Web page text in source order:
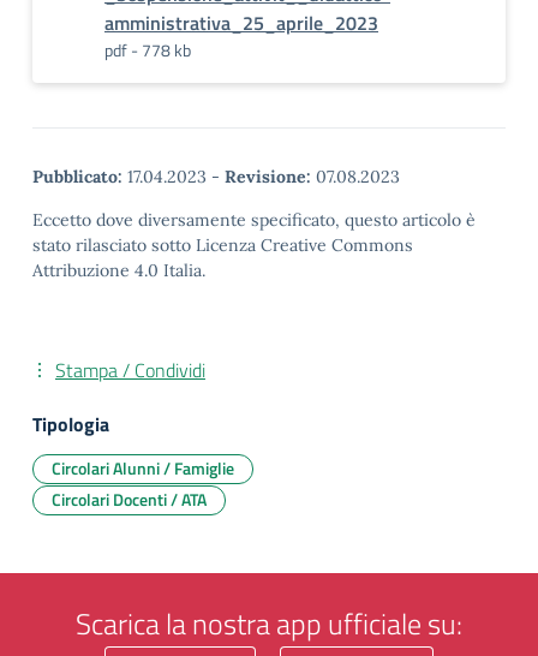
amministrativa_25_aprile_2023
pdf - 778 kb
Pubblicato: 17.04.2023 - Revisione: 07.08.2023
Eccetto dove diversamente specificato, questo articolo è
stato rilasciato sotto Licenza Creative Commons
Attribuzione 4.0 Italia.
Stampa / Condividi
Tipologia
Circolari Alunni / Famiglie
Circolari Docenti / ATA
Scarica la nostra app ufficiale su: